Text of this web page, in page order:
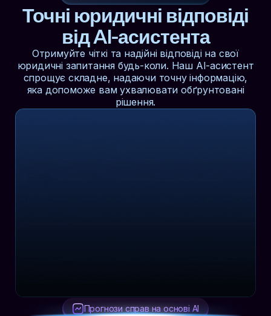
Точні юридичні відповіді
від AI-асистента
Отримуйте чіткі та надійні відповіді на свої
юридичні запитання будь-коли. Наш AI-асистент
спрощує складне, надаючи точну інформацію,
яка допоможе вам ухвалювати обґрунтовані
рішення.
Прогнози справ на основі AI